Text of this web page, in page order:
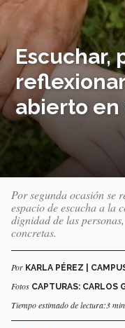
Escuchar,
abierto en
Por segunda ocasión se
espacio de escucha a la
dignidad de las
concretas.
Por KARLA PÉREZ |
Fotos CAPTURAS: CARLOS
Tiempo estimado de lectura:3